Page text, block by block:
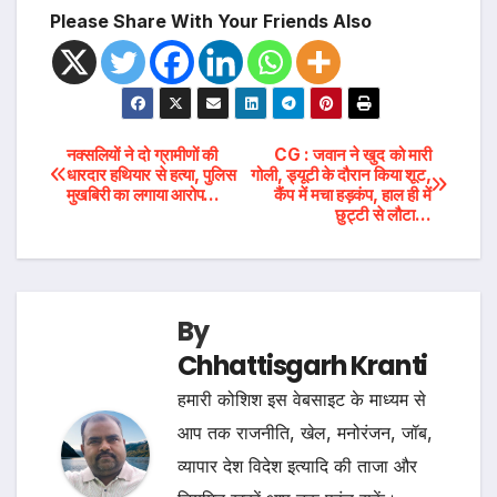
Please Share With Your Friends Also
Post
navigation
CG : जवान ने खुद को मारी
गोली, ड्यूटी के दौरान किया शूट,
कैंप में मचा हड़कंप, हाल ही में
छुट्टी से लौटा…
नक्सलियों ने दो ग्रामीणों की
धारदार हथियार से हत्या, पुलिस
मुखबिरी का लगाया आरोप…
By
Chhattisgarh Kranti
हमारी कोशिश इस वेबसाइट के माध्यम से
आप तक राजनीति, खेल, मनोरंजन, जॉब,
व्यापार देश विदेश इत्यादि की ताजा और